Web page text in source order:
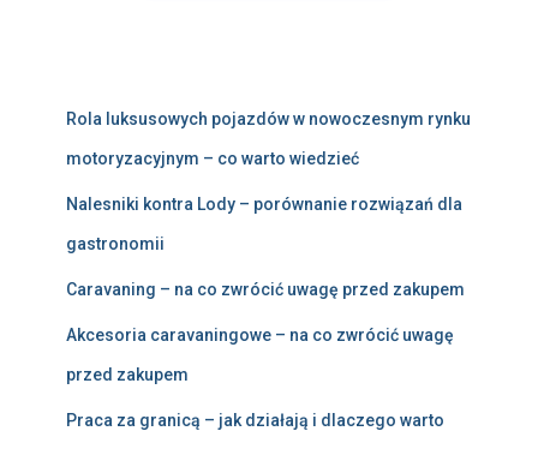
Rola luksusowych pojazdów w nowoczesnym rynku
motoryzacyjnym – co warto wiedzieć
Nalesniki kontra Lody – porównanie rozwiązań dla
gastronomii
Caravaning – na co zwrócić uwagę przed zakupem
Akcesoria caravaningowe – na co zwrócić uwagę
przed zakupem
Praca za granicą – jak działają i dlaczego warto